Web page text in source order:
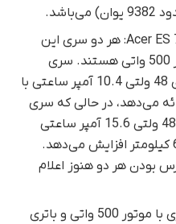
سری Predator ES 7 و Acer ES 7: هر دو سری این
اسکوترها مجهز به موتور 500 واتی هستند. سری
Predator ES 7 یک باتری 48 ولتی 10.4 آمپر ساعتی با
ارائه می‌دهد، در حالی که سری
ES 7 دارای باتری بزرگ‌تر 48 ولتی 15.6 آمپر ساعتی
است که بُرد را تا 55 تا 60 کیلومتر افزایش می‌دهد.
بودن هر دو هنوز اعلام
سری Acer ES 5: این سری با موتور 500 واتی و باتری